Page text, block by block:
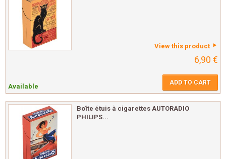
View this product
6,90 €
Available ADD TO CART
Boîte étuis à cigarettes AUTORADIO
PHILIPS...